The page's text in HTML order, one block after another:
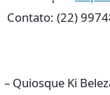
Contato: (22)
– Quiosque Ki